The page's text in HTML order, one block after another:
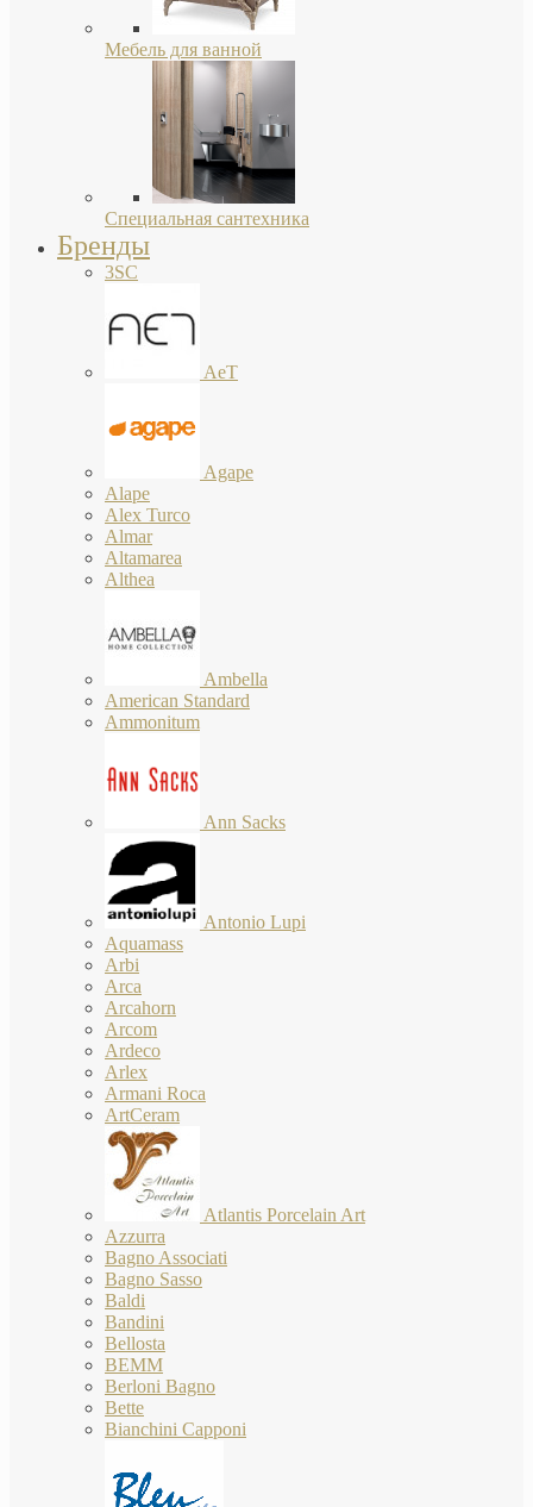
Мебель для ванной
Специальная сантехника
Бренды
3SC
AeT
Agape
Alape
Alex Turco
Almar
Altamarea
Althea
Ambella
American Standard
Ammonitum
Ann Sacks
Antonio Lupi
Aquamass
Arbi
Arca
Arcahorn
Arcom
Ardeco
Arlex
Armani Roca
ArtCeram
Atlantis Porcelain Art
Azzurra
Bagno Associati
Bagno Sasso
Baldi
Bandini
Bellosta
BEMM
Berloni Bagno
Bette
Bianchini Capponi